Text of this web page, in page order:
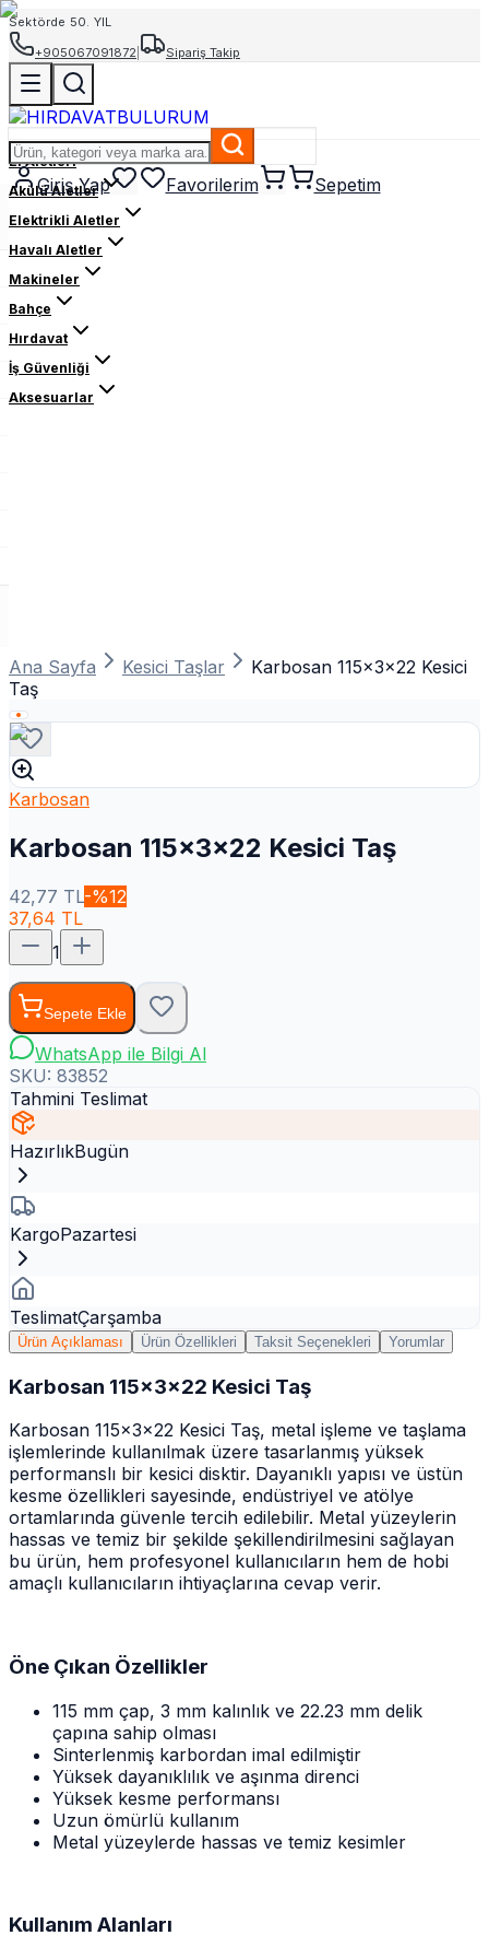
Sektörde 50. YIL
+905067091872
Sipariş Takip
Giriş Yap Favorilerim Sepetim
El Aletleri
Akülü Aletler
Elektrikli Aletler
Havalı Aletler
Makineler
Bahçe
Hırdavat
İş Güvenliği
Aksesuarlar
Ana Sayfa Kesici Taşlar
Karbosan 115x3x22 Kesici
Taş
Karbosan
Karbosan 115x3x22 Kesici Taş
42,77 TL-%12
37,64 TL
1
Sepete Ekle
WhatsApp ile Bilgi Al
SKU: 83852
Tahmini Teslimat
HazırlıkBugün
KargoPazartesi
TeslimatÇarşamba
Ürün Açıklaması Ürün Özellikleri Taksit Seçenekleri Yorumlar
Karbosan 115x3x22 Kesici Taş
Karbosan 115x3x22 Kesici Taş, metal işleme ve taşlama
işlemlerinde kullanılmak üzere tasarlanmış yüksek
performanslı bir kesici disktir. Dayanıklı yapısı ve üstün
kesme özellikleri sayesinde, endüstriyel ve atölye
ortamlarında güvenle tercih edilebilir. Metal yüzeylerin
hassas ve temiz bir şekilde şekillendirilmesini sağlayan
bu ürün, hem profesyonel kullanıcıların hem de hobi
amaçlı kullanıcıların ihtiyaçlarına cevap verir.
Öne Çıkan Özellikler
115 mm çap, 3 mm kalınlık ve 22.23 mm delik
çapına sahip olması
Sinterlenmiş karbordan imal edilmiştir
Yüksek dayanıklılık ve aşınma direnci
Yüksek kesme performansı
Uzun ömürlü kullanım
Metal yüzeylerde hassas ve temiz kesimler
Kullanım Alanları